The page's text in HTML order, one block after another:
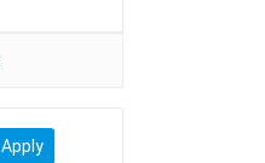
Apply